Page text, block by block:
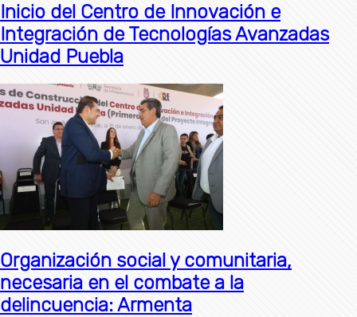
Inicio del Centro de Innovación e
Integración de Tecnologías Avanzadas
Unidad Puebla
Organización social y comunitaria,
necesaria en el combate a la
delincuencia: Armenta